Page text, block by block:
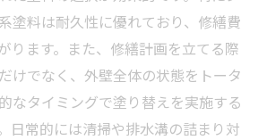
塗料は耐久性に優れており、修繕費
ります。また、修繕計画を立てる際
けでなく、外壁全体の状態をトータ
なタイミングで塗り替えを実施する
日常的には清掃や排水溝の詰まり対